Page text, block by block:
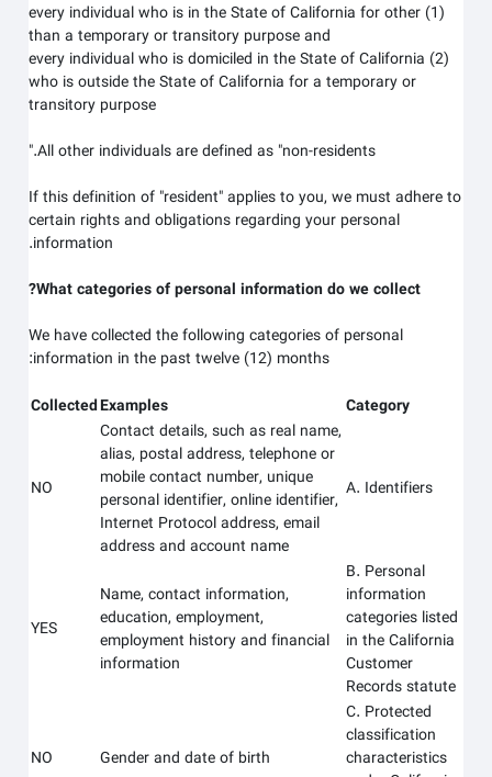
(1) every individual who is in the State of California for other
than a temporary or transitory purpose and
(2) every individual who is domiciled in the State of California
who is outside the State of California for a temporary or
transitory purpose
All other individuals are defined as "non-residents."
If this definition of "resident" applies to you, we must adhere to
certain rights and obligations regarding your personal
information.
What categories of personal information do we collect?
We have collected the following categories of personal
information in the past twelve (12) months:
Category
Examples
Collected
A. Identifiers
Contact details, such as real name,
alias, postal address, telephone or
mobile contact number, unique
personal identifier, online identifier,
Internet Protocol address, email
address and account name
NO
B. Personal
information
categories listed
in the California
Customer
Records statute
Name, contact information,
education, employment,
employment history and financial
information
YES
C. Protected
classification
characteristics
Gender and date of birth
NO